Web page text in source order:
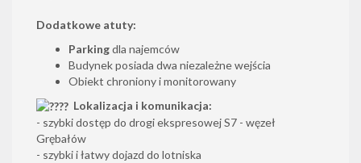
Dodatkowe atuty:
Parkingdla najemców
Budynek posiada dwa niezależne wejścia
Obiekt chroniony i monitorowany
Lokalizacja i komunikacja:
- szybki dostęp do drogi ekspresowej S7 - węzeł
Grębałów
- szybki i łatwy dojazd do lotniska